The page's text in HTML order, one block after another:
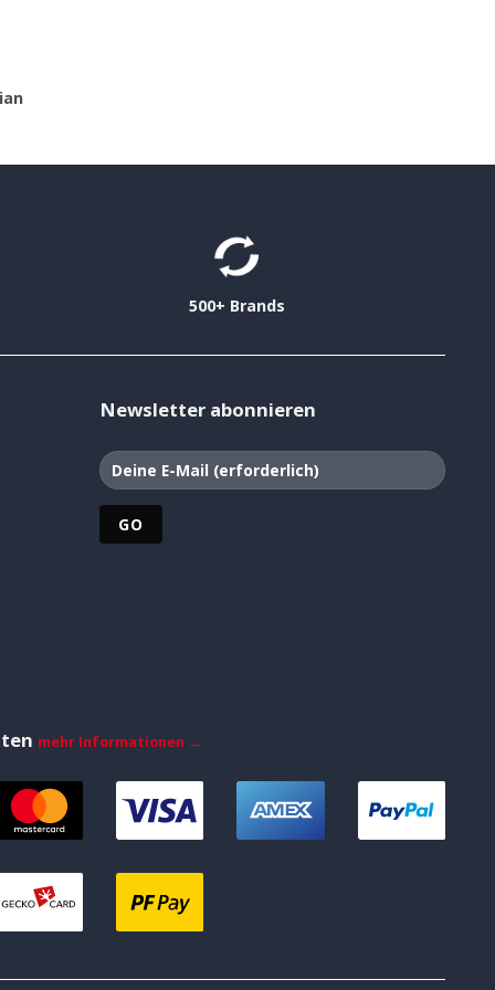
500+ Brands
Newsletter abonnieren
mehr Informationen →